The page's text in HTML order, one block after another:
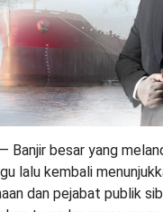
Banjir besar yang
lalu kembali
dan pejabat publik